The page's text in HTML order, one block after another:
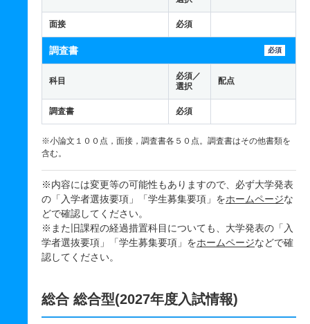
面接 必須
調査書 必須
科目
必須／
選択
配点
調査書 必須
※小論文１００点，面接，調査書各５０点。調査書はその他書類を
含む。
※内容には変更等の可能性もありますので、必ず大学発表
の「入学者選抜要項」「学生募集要項」をホームページな
どで確認してください。
※また旧課程の経過措置科目についても、大学発表の「入
学者選抜要項」「学生募集要項」をホームページなどで確
認してください。
総合 総合型(2027年度入試情報)